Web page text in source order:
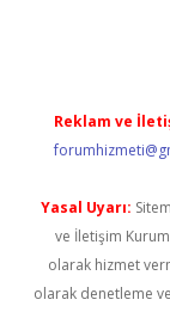
Reklam ve
Yasal Uyarı:
ve İletişim
olarak hizmet
olarak denetleme